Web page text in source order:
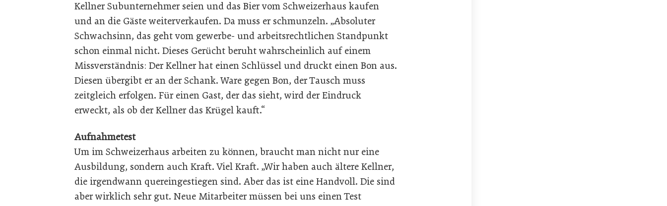
Kellner Subunternehmer seien und das Bier vom Schweizerhaus kaufen
und an die Gäste weiterverkaufen. Da muss er schmunzeln. „Absoluter
Schwachsinn, das geht vom gewerbe- und arbeitsrechtlichen Standpunkt
schon einmal nicht. Dieses Gerücht beruht wahrscheinlich auf einem
Missverständnis: Der Kellner hat einen Schlüssel und druckt einen Bon aus.
Diesen übergibt er an der Schank. Ware gegen Bon, der Tausch muss
zeitgleich erfolgen. Für einen Gast, der das sieht, wird der Eindruck
erweckt, als ob der Kellner das Krügel kauft.“
Aufnahmetest
Um im Schweizerhaus arbeiten zu können, braucht man nicht nur eine
Ausbildung, sondern auch Kraft. Viel Kraft. „Wir haben auch ältere Kellner,
die irgendwann quereingestiegen sind. Aber das ist eine Handvoll. Die sind
aber wirklich sehr gut. Neue Mitarbeiter müssen bei uns einen Test